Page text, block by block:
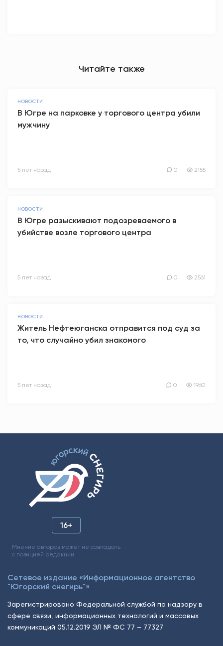
Читайте также
НОВОСТИ
В Югре на парковке у торгового центра убили
мужчину
5 лет назад 0 2155
НОВОСТИ
В Югре разыскивают подозреваемого в
убийстве возле торгового центра
5 лет назад 0 2561
НОВОСТИ
Житель Нефтеюганска отправится под суд за
то, что случайно убил знакомого
5 лет назад 0 1960
16+
Мнение авторов может не совпадать
с позицией редакции.
Сетевое издание «Информационное агентство
"Югорский снегирь"»
Зарегистрировано Федеральной службой по надзору в
сфере связи, информационных технологий и массовых
коммуникаций 05.12.2019 ЭЛ № ФС 77 – 77327